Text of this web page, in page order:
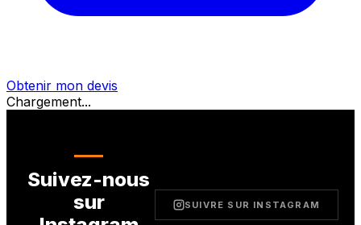
Obtenir mon devis
Chargement...
Suivez-nous
sur
SUIVRE SUR INSTAGRAM